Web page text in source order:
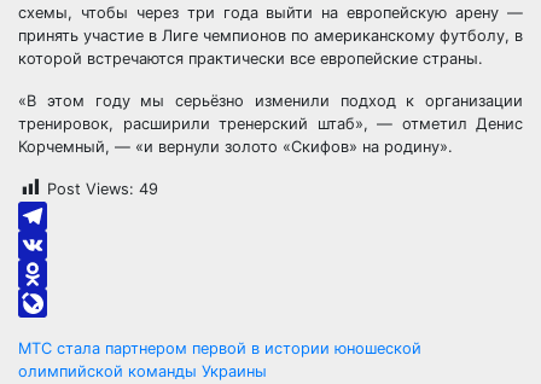
схемы, чтобы через три года выйти на европейскую арену —
принять участие в Лиге чемпионов по американскому футболу, в
которой встречаются практически все европейские страны.
«В этом году мы серьёзно изменили подход к организации
тренировок, расширили тренерский штаб», — отметил Денис
Корчемный, — «и вернули золото «Скифов» на родину».
Post Views: 49
Telegram
VK
Odnoklassniki
Навигация
МТС стала партнером первой в истории юношеской
олимпийской команды Украины